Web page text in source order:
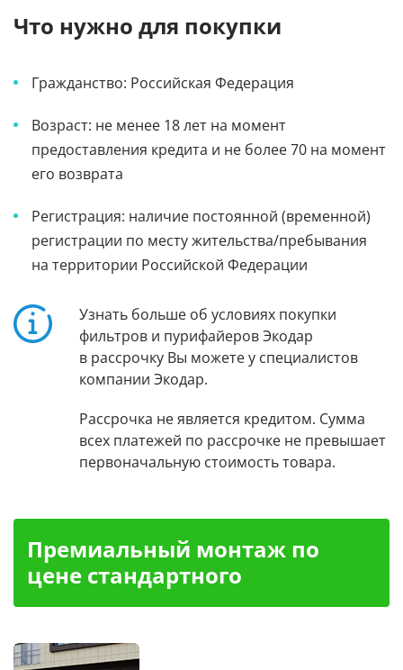
Что нужно для покупки
Гражданство: Российская Федерация
Возраст: не менее 18 лет на момент
предоставления кредита и не более 70 на момент
его возврата
Регистрация: наличие постоянной (временной)
регистрации по месту жительства/пребывания
на территории Российской Федерации
Узнать больше об условиях покупки
фильтров и пурифайеров Экодар
в рассрочку Вы можете у специалистов
компании Экодар.
Рассрочка не является кредитом. Сумма
всех платежей по рассрочке не превышает
первоначальную стоимость товара.
Премиальный монтаж по
цене стандартного